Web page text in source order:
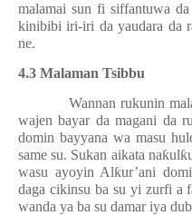
malamai sun fi siffantuwa
kinibibi iri-iri da yaudara da
ne.
4.3 Malaman Tsibbu
Wannan rukunin
wajen bayar da magani da
domin bayyana wa masu hul
same su. Sukan aikata naƙulƙ
wasu ayoyin Alƙur’ani
daga cikinsu ba su yi zurfi a
wanda ya ba su damar iya